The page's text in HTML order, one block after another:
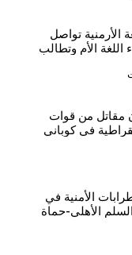
تواصل
اللغة الأم وتطالب
الدراسية
من قوات
في كوباني
الأمنية في
الأهلي-حماة